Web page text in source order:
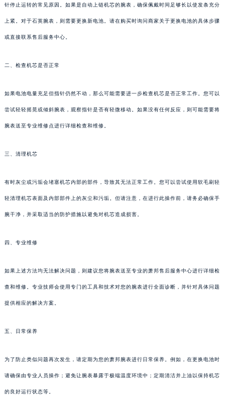
针停止运转的常见原因。如果是自动上链机芯的腕表，确保佩戴时间足够长以使发条充分
上紧。对于石英腕表，则需要更换新电池。请在购买时询问商家关于更换电池的具体步骤
或直接联系售后服务中心。
二、检查机芯是否正常
如果电池电量充足但指针仍然不动，那么可能需要进一步检查机芯是否正常工作。您可以
尝试轻轻摇晃或倾斜腕表，观察指针是否有轻微移动。如果没有任何反应，则可能需要将
腕表送至专业维修点进行详细检查和维修。
三、清理机芯
有时灰尘或污垢会堵塞机芯内部的部件，导致其无法正常工作。您可以尝试使用软毛刷轻
轻清理机芯表面及内部部件上的灰尘和污垢。但请注意，在进行此操作前，请务必确保手
腕干净，并采取适当的防护措施以避免对机芯造成损害。
四、专业维修
如果上述方法均无法解决问题，则建议您将腕表送至专业的萧邦售后服务中心进行详细检
查和维修。专业技师会使用专门的工具和技术对您的腕表进行全面诊断，并针对具体问题
提供相应的解决方案。
五、日常保养
为了防止类似问题再次发生，请定期为您的萧邦腕表进行日常保养。例如，在更换电池时
请确保由专业人员操作；避免让腕表暴露于极端温度环境中；定期清洁并上油以保持机芯
的良好运行状态等。